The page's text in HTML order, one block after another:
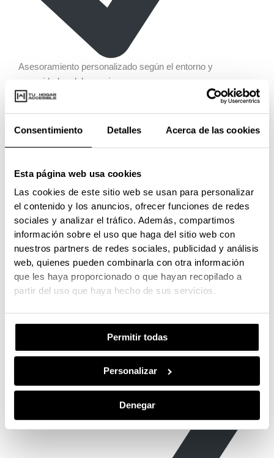
Consentimiento Detalles Acerca de las cookies
Esta página web usa cookies
Las cookies de este sitio web se usan para personalizar
el contenido y los anuncios, ofrecer funciones de redes
sociales y analizar el tráfico. Además, compartimos
información sobre el uso que haga del sitio web con
nuestros partners de redes sociales, publicidad y análisis
web, quienes pueden combinarla con otra información
que les haya proporcionado o que hayan recopilado a
partir del uso que haya hecho de sus servicios.
Permitir todas
Personalizar
Denegar
Asesoramiento personalizado según el entorno y
necesidades del usuario.
Instalación profesional y rápida, sin obras mayores.